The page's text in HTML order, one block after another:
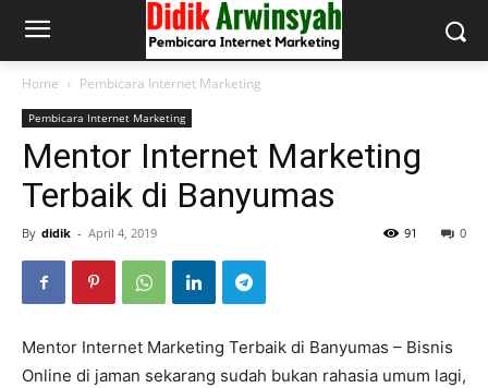
Home Pembicara Internet Marketing
Pembicara Internet Marketing
Mentor Internet Marketing
Terbaik di Banyumas
By didik - April 4, 2019 0
91
Mentor Internet Marketing Terbaik di Banyumas – Bisnis
Online di jaman sekarang sudah bukan rahasia umum lagi,